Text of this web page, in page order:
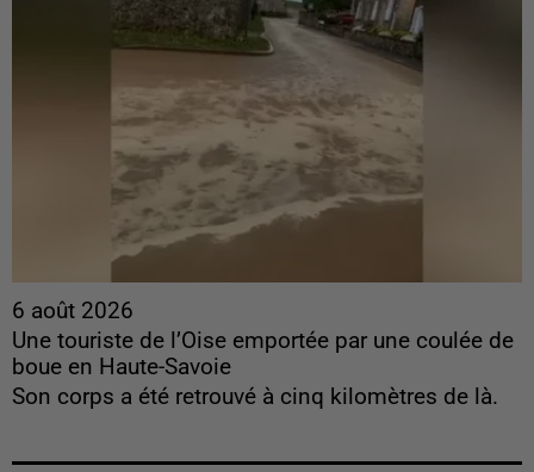
6 août 2026
Une touriste de l’Oise emportée par une coulée de
boue en Haute-Savoie
Son corps a été retrouvé à cinq kilomètres de là.